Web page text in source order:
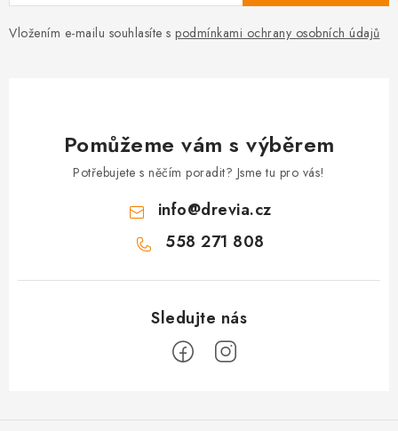
Vložením e-mailu souhlasíte s podmínkami ochrany osobních údajů
Pomůžeme vám s výběrem
Potřebujete s něčím poradit? Jsme tu pro vás!
info@drevia.cz
558 271 808